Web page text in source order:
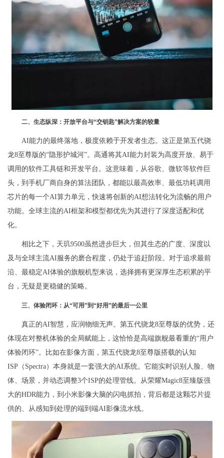
二、生态纵深：开放平台与“交钥匙”解决方案的较量
AI能力的最终落地，极度依赖于开发者生态。这正是第五代骁
龙8至尊版的“隐形护城河”。高通将其AI能力封装为高度开放、易于
调用的软件工具链和开发平台。这意味着，从谷歌、微软等软件巨
头，到手机厂商自身的算法团队，都能以最高效率、最低功耗调用
芯片的每一个AI算力单元，快速将创新的AI想法转化为流畅的用户
功能。全球主流的AI框架和模型都优先为其进行了深度适配和优
化。
相比之下，天玑9500虽然进步巨大，但其生态的广度、深度以
及与全球主流AI服务的磨合程度，仍处于追赶阶段。对于追求最前
沿、最稳定AI体验的旗舰机型来说，选择拥有更深厚生态积累的平
台，无疑是更稳健的策略。
三、体验闭环：从“可用”到“好用”的最后一公里
真正的AI智慧，应润物细无声。第五代骁龙8至尊版的优势，还
体现在对整机体验的全局赋能上，这恰恰是高端旗舰最看重的“用户
体验闭环”。比如在影像方面，第五代骁龙8至尊版搭载的认知
ISP（Spectra）本身就是一套强大的AI系统。它能实时识别人脸、物
体、场景，并动态调整3个ISP的处理管线。从荣耀Magic8至臻版强
大的HDR能力，到小米影像大脑的闪电抓拍，背后都是这颗芯片提
供的、从感知到处理的端到端AI影像流水线。